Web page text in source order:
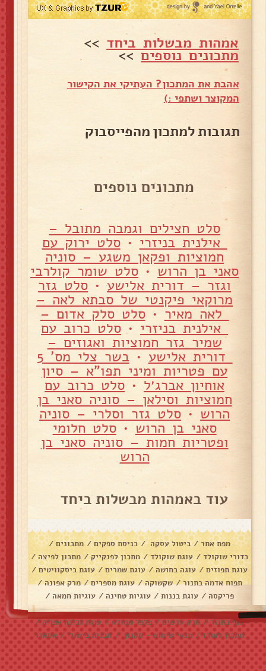
אמהות מבשלות ביחד >>
מתכונים נוספים>>
אהבת את המתכון? העתיקי את הקישור
המקוצר ושתפי :)
תגובות למתכון מהפייסבוק
מתכונים נוספים
סלט חצילים וגמבה מתובל –
אילנית בניזרי •סלט ירוק עם
חמוציות ופקאן משגע – סוניה
סאני בן הרוש • סלט שומר קולרבי
וגזר – דורית אלישע• סלט גזר
מרוקאי פיקנטי של סבתא לאה –
לאה מאיר •סלט סלק אדום –
אילנית בניזרי • סלט כרוב עם
שמיר גזר חמוציות ואגוזים –
דורית אלישע • בשר צלי מס' 5
עם פטריות ומיני תפו"א – סיון
אוחיון אברג׳ל • סלט כרוב עם
חמוציות וסילאן – סוניה סאני בן
הרוש • סלט גזר וסלרי – סוניה
סאני בן הרוש •סלט חלומי
ופטריות חמות – סוניה סאני בן
הרוש
עוד באמהות מבשלות ביחד
מפת אתר/ ביטול עסקה/ כניסת ספקים/ מתכונים /
כדורי שוקולד / עוגת שוקולד / מתכון לפנקייק / מתכון לפיצה/
עוגת תפוזים / עוגה בחושה / עוגת שמרים / עוגת ביסקוויטים/
תפוח אדמה בתנור/ שקשוקה/ עוגת מספרים/ מרק אפונה/
פריקסה / עוגת בננות / עוגיות טחינה / עוגיות חמאה /
עוגיות שוקולד צ׳יפס/ אלפחורס/ בראוניז/ דג מרוקאי/
עוף בתנור / מרק עדשים / פלפל ממולא / עוגת גבינה אפויה /
מתכון לאורז / תנאי שימוש - תקנון / תכנית בישול / אסאדו